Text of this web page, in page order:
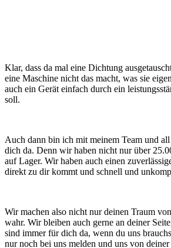
Klar, dass da mal eine Dichtung
eine Maschine nicht das macht, was sie
auch ein Gerät einfach durch ein
soll.
Auch dann bin ich mit meinem Team und
dich da. Denn wir haben nicht nur über
auf Lager. Wir haben auch einen
direkt zu dir kommt und schnell und
Wir machen also nicht nur deinen Traum
wahr. Wir bleiben auch gerne an deiner
sind immer für dich da, wenn du uns
nur noch bei uns melden und uns von